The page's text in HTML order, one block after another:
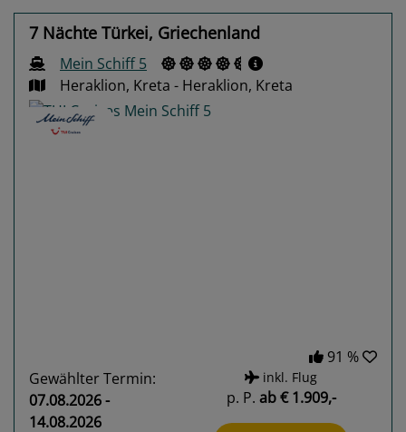
7 Nächte Türkei, Griechenland
Mein Schiff 5
Heraklion, Kreta - Heraklion, Kreta
91 %
Gewählter Termin:
07.08.2026 -
14.08.2026
inkl. Flug
p. P. ab€ 1.909,-